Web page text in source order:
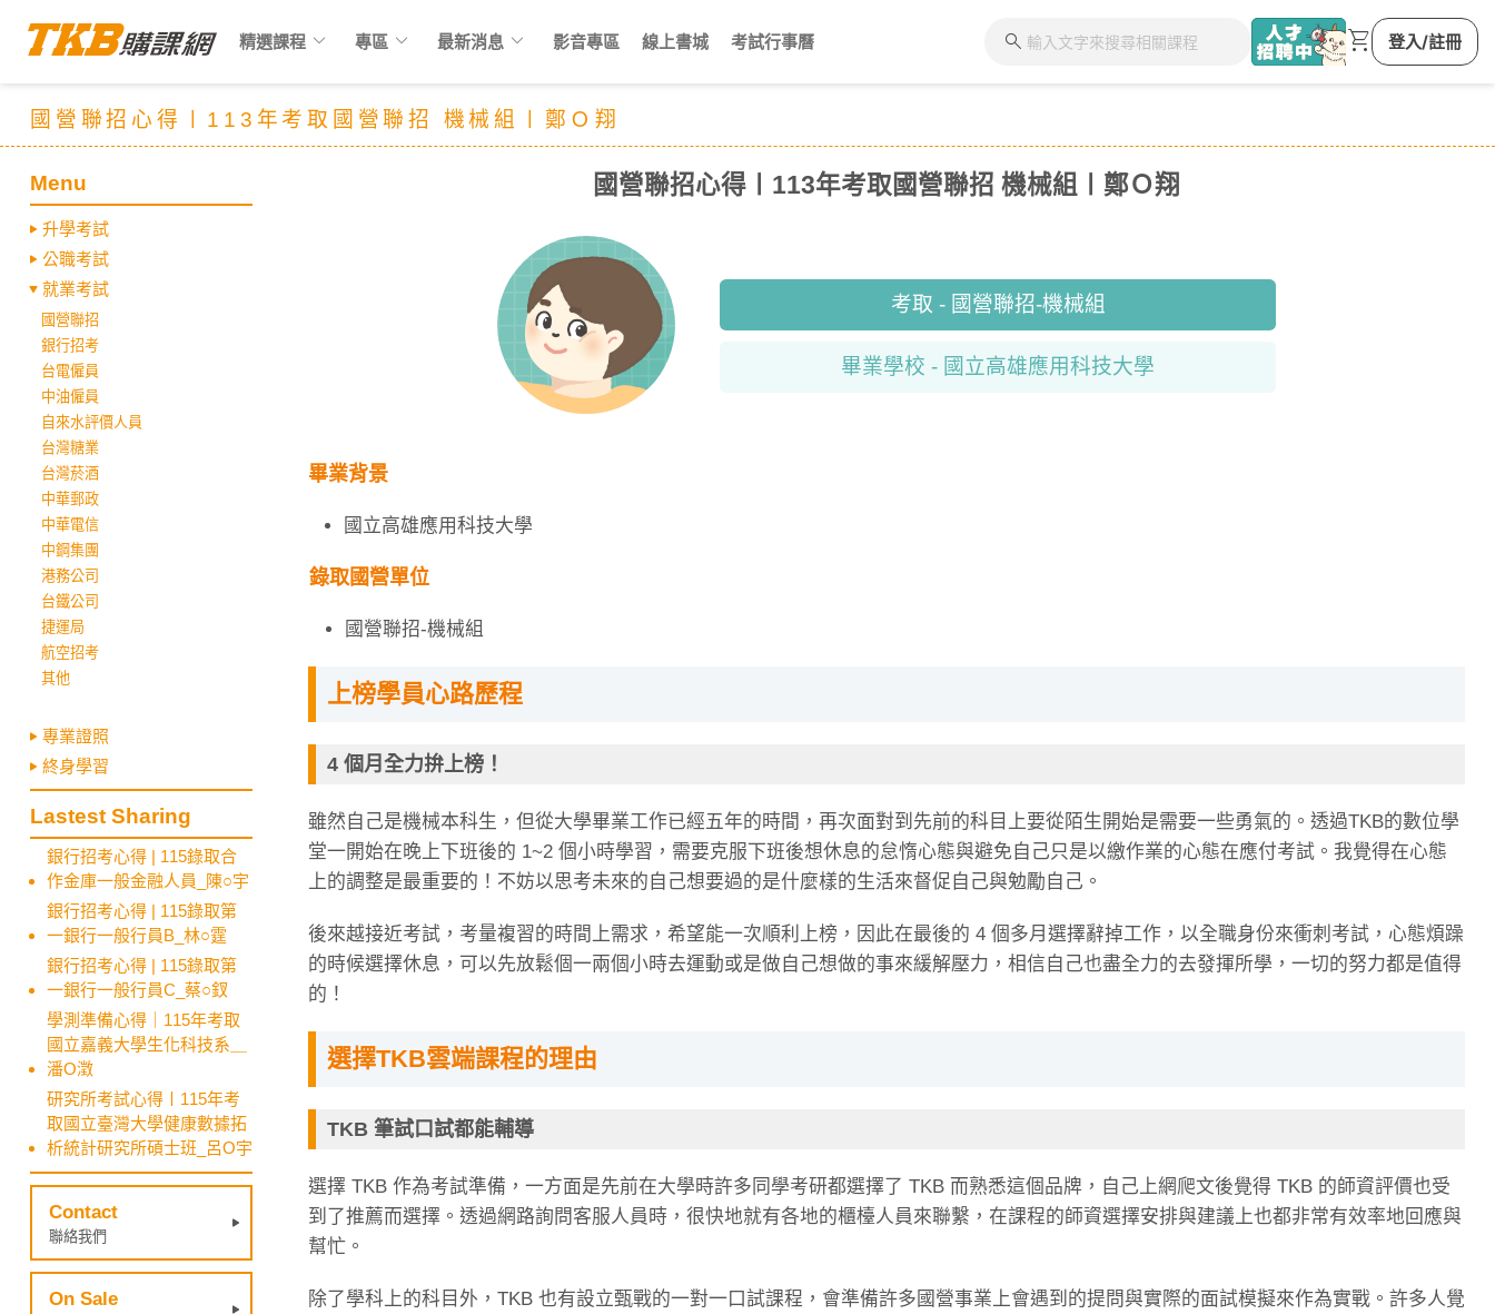
國營聯招心得〡113年考取國營聯招 機械組〡鄭Ｏ翔
Menu
升學考試
公職考試
就業考試
國營聯招
銀行招考
台電僱員
中油僱員
自來水評價人員
台灣糖業
台灣菸酒
中華郵政
中華電信
中鋼集團
港務公司
台鐵公司
捷運局
航空招考
其他
專業證照
終身學習
Lastest Sharing
銀行招考心得 | 115錄取合
作金庫一般金融人員_陳○宇
銀行招考心得 | 115錄取第
一銀行一般行員B_林○霆
銀行招考心得 | 115錄取第
一銀行一般行員C_蔡○釵
學測準備心得｜115年考取
國立嘉義大學生化科技系＿
潘O澂
研究所考試心得〡115年考
取國立臺灣大學健康數據拓
析統計研究所碩士班_呂O宇
Contact
聯絡我們
On Sale
國營聯招心得〡113年考取國營聯招 機械組〡鄭Ｏ翔
考取 - 國營聯招-機械組
畢業學校 - 國立高雄應用科技大學
畢業背景
國立高雄應用科技大學
錄取國營單位
國營聯招-機械組
上榜學員心路歷程
4 個月全力拚上榜！
雖然自己是機械本科生，但從大學畢業工作已經五年的時間，再次面對到先前的科目上要從陌生開始是需要一些勇氣的。透過TKB的數位學
堂一開始在晚上下班後的 1~2 個小時學習，需要克服下班後想休息的怠惰心態與避免自己只是以繳作業的心態在應付考試。我覺得在心態
上的調整是最重要的！不妨以思考未來的自己想要過的是什麼樣的生活來督促自己與勉勵自己。
後來越接近考試，考量複習的時間上需求，希望能一次順利上榜，因此在最後的 4 個多月選擇辭掉工作，以全職身份來衝刺考試，心態煩躁
的時候選擇休息，可以先放鬆個一兩個小時去運動或是做自己想做的事來緩解壓力，相信自己也盡全力的去發揮所學，一切的努力都是值得
的！
選擇TKB雲端課程的理由
TKB 筆試口試都能輔導
選擇 TKB 作為考試準備，一方面是先前在大學時許多同學考研都選擇了 TKB 而熟悉這個品牌，自己上網爬文後覺得 TKB 的師資評價也受
到了推薦而選擇。透過網路詢問客服人員時，很快地就有各地的櫃檯人員來聯繫，在課程的師資選擇安排與建議上也都非常有效率地回應與
幫忙。
除了學科上的科目外，TKB 也有設立甄戰的一對一口試課程，會準備許多國營事業上會遇到的提問與實際的面試模擬來作為實戰。許多人覺
精選課程 keyboard_arrow_down 專區 keyboard_arrow_down 最新消息 keyboard_arrow_down 影音專區 線上書城 考試行事曆 search shopping_cart 登入/註冊